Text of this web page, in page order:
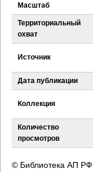
с
ь
Масштаб
Территориальный
охват
Источник
Дата публикации
Коллекция
Количество
просмотров
© Библиотека АП РФ